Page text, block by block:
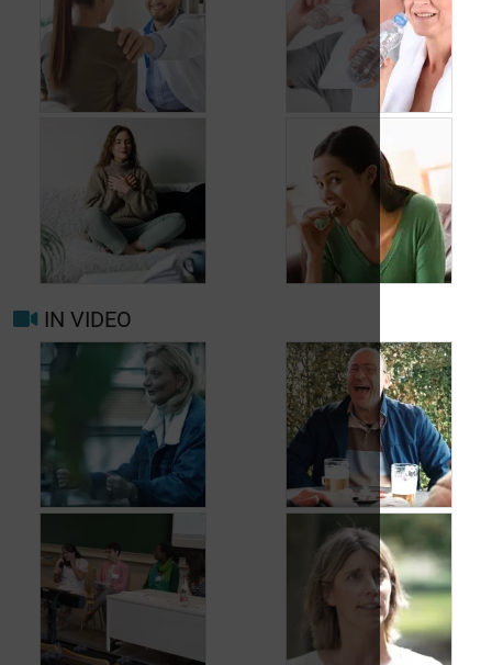
Exocriene pancreas-
insufficiëntie
Wanneer opnieuw
uw arts raadplegen
bij migraine of
hoofdpijn?
Hoofdpijn dagelijks
voorkomen
Beter leven met
migraine in het
dagelijks leven
Trigger- en
risicofactoren voor
migraine en
hoofdpijn
IN VIDEO
Carole, 55 jaar,
vond een oplossing
urineverlies
Jean, 58 jaar,
geniet van het leven,
ondanks het feit dat
hij met urineverlies
kampt